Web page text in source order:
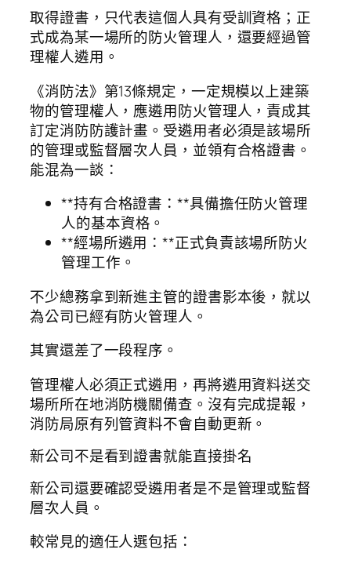
取得證書，只代表這個人具有受訓資格；正
式成為某一場所的防火管理人，還要經過管
理權人遴用。
《消防法》第13條規定，一定規模以上建築
物的管理權人，應遴用防火管理人，責成其
訂定消防防護計畫。受遴用者必須是該場所
的管理或監督層次人員，並領有合格證書。
能混為一談：
**持有合格證書：**具備擔任防火管理
人的基本資格。
**經場所遴用：**正式負責該場所防火
管理工作。
不少總務拿到新進主管的證書影本後，就以
為公司已經有防火管理人。
其實還差了一段程序。
管理權人必須正式遴用，再將遴用資料送交
場所所在地消防機關備查。沒有完成提報，
消防局原有列管資料不會自動更新。
新公司不是看到證書就能直接掛名
新公司還要確認受遴用者是不是管理或監督
層次人員。
較常見的適任人選包括：